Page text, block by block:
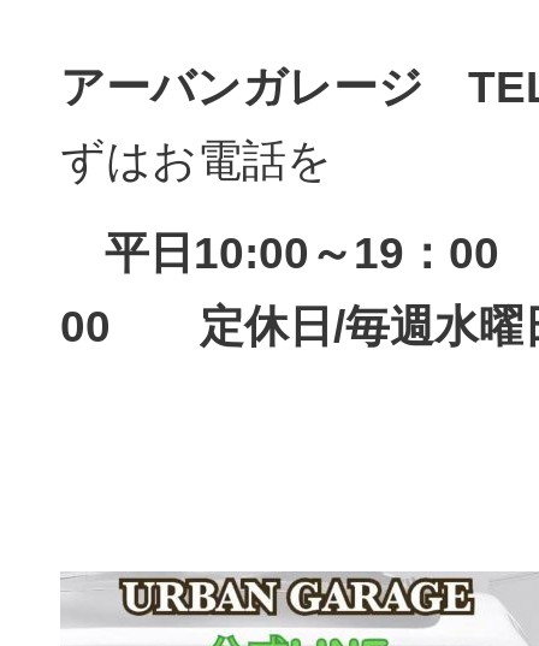
アーバンガレージ
ずはお電話を
平日10:00～19：
00 定休日/毎週水曜